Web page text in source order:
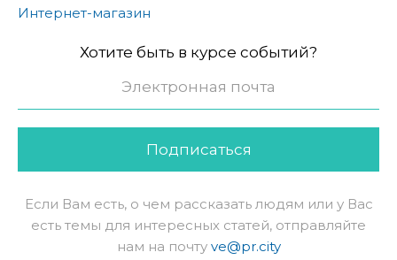
Интернет-магазин
Хотите быть в курсе событий?
Подписаться
Если Вам есть, о чем рассказать людям или у Вас
есть темы для интересных статей, отправляйте
нам на почту ve@pr.city